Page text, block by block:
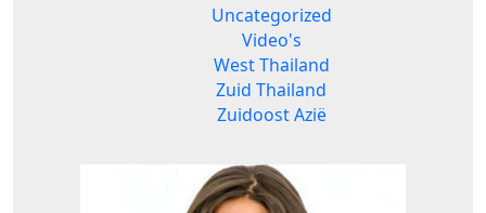
Uncategorized
Video's
West Thailand
Zuid Thailand
Zuidoost Azië